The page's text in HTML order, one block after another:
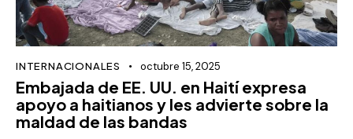
INTERNACIONALES octubre 15, 2025
Embajada de EE. UU. en Haití expresa
apoyo a haitianos y les advierte sobre la
maldad de las bandas